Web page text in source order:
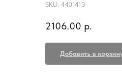
SKU: 4401413
2106.00 р.
Добавить в